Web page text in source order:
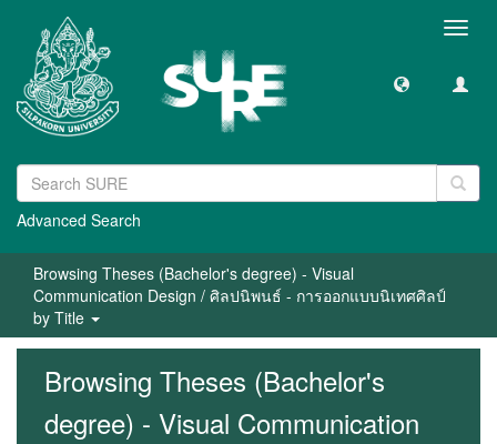
Advanced Search
Browsing Theses (Bachelor's degree) - Visual
Communication Design / ศิลปนิพนธ์ - การออกแบบนิเทศศิลป์
by Title
Browsing Theses (Bachelor's
degree) - Visual Communication